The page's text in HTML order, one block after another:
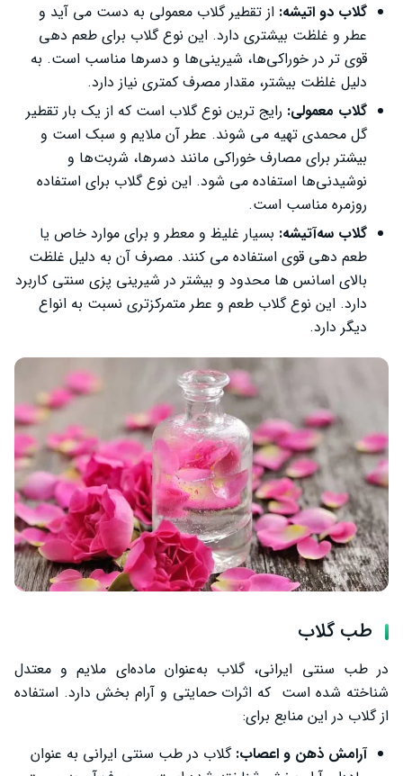
گلاب دو اتیشه: از تقطیر گلاب معمولی به دست می‌ آید و
عطر و غلظت بیشتری دارد. این نوع گلاب برای طعم‌ دهی
قوی‌ تر در خوراکی‌ها، شیرینی‌ها و دسرها مناسب است. به
دلیل غلظت بیشتر، مقدار مصرف کمتری نیاز دارد.
گلاب معمولی: رایج ‌ترین نوع گلاب است که از یک بار تقطیر
گل محمدی تهیه می ‌شوند. عطر آن ملایم و سبک است و
بیشتر برای مصارف خوراکی مانند دسرها، شربت‌ها و
نوشیدنی‌ها استفاده می شود. این نوع گلاب برای استفاده
روزمره مناسب است.
گلاب سه‌آتیشه: بسیار غلیظ و معطر و برای موارد خاص یا
طعم ‌دهی قوی استفاده می کنند. مصرف آن به دلیل غلظت
بالای اسانس ‌ها محدود و بیشتر در شیرینی‌ پزی سنتی کاربرد
دارد. این نوع گلاب طعم و عطر متمرکزتری نسبت به انواع
دیگر دارد.
طب گلاب
در طب سنتی ایرانی، گلاب به‌عنوان ماده‌ای ملایم و معتدل
شناخته شده است که اثرات حمایتی و آرام ‌بخش دارد. استفاده
از گلاب در این منابع برای:
آرامش ذهن و اعصاب: گلاب در طب سنتی ایرانی به‌ عنوان